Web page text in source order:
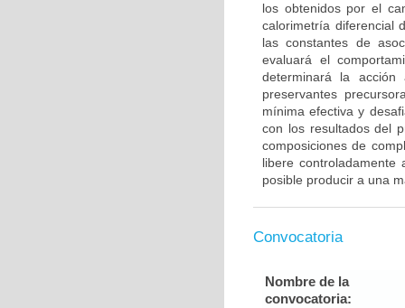
los obtenidos por el
calorimetría diferencial
las constantes de
evaluará el
determinará la acción
preservantes
mínima efectiva y
con los resultados del
composiciones de
libere controladamente
posible producir a una
Convocatoria
Nombre de la
convocatoria: